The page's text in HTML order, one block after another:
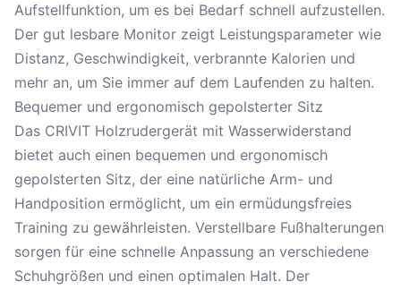
Aufstellfunktion, um es bei Bedarf schnell aufzustellen.
Der gut lesbare Monitor zeigt Leistungsparameter wie
Distanz, Geschwindigkeit, verbrannte Kalorien und
mehr an, um Sie immer auf dem Laufenden zu halten.
Bequemer und ergonomisch gepolsterter Sitz
Das CRIVIT Holzrudergerät mit Wasserwiderstand
bietet auch einen bequemen und ergonomisch
gepolsterten Sitz, der eine natürliche Arm- und
Handposition ermöglicht, um ein ermüdungsfreies
Training zu gewährleisten. Verstellbare Fußhalterungen
sorgen für eine schnelle Anpassung an verschiedene
Schuhgrößen und einen optimalen Halt. Der